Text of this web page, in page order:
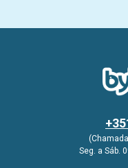
Seg. a Sáb.